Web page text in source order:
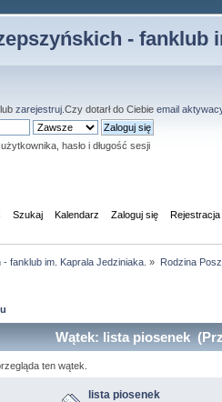
- fanklub
lub zarejestruj .Czy dotarł do Ciebie email
hasło i długość sesji
Szukaj Kalendarz Zaloguj się Rejestracja
fanklub im. Kaprala Jedziniaka. » Rodzina
Wątek: lista piosenek
ten wątek.
lista piosenek